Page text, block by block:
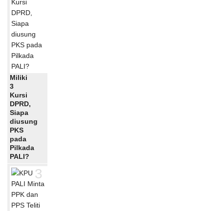
Miliki
3
Kursi
DPRD,
Siapa
diusung
PKS
pada
Pilkada
PALI?
3